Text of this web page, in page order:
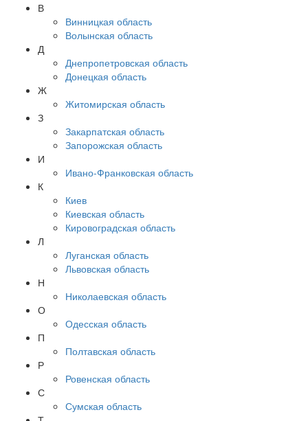
В
Винницкая область
Волынская область
Д
Днепропетровская область
Донецкая область
Ж
Житомирская область
З
Закарпатская область
Запорожская область
И
Ивано-Франковская область
К
Киев
Киевская область
Кировоградская область
Л
Луганская область
Львовская область
Н
Николаевская область
О
Одесская область
П
Полтавская область
Р
Ровенская область
С
Сумская область